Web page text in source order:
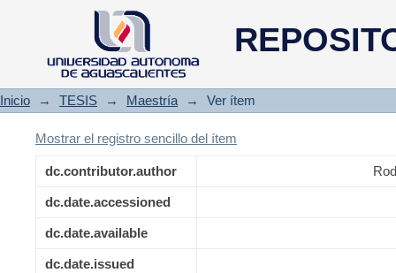
El aborto provocado en las
Aguascalientes
Inicio → TESIS → Maestría → Ver ítem
Mostrar el registro sencillo del ítem
dc.contributor.author
dc.date.accessioned
dc.date.available
dc.date.issued